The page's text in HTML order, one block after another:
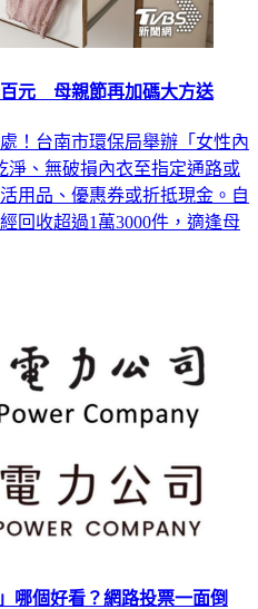
元 母親節再加碼大方送
！台南市環保局舉辦「女性內
淨、無破損內衣至指定通路或
用品、優惠券或折抵現金。自
回收超過1萬3000件，適逢母
哪個好看？網路投票一面倒